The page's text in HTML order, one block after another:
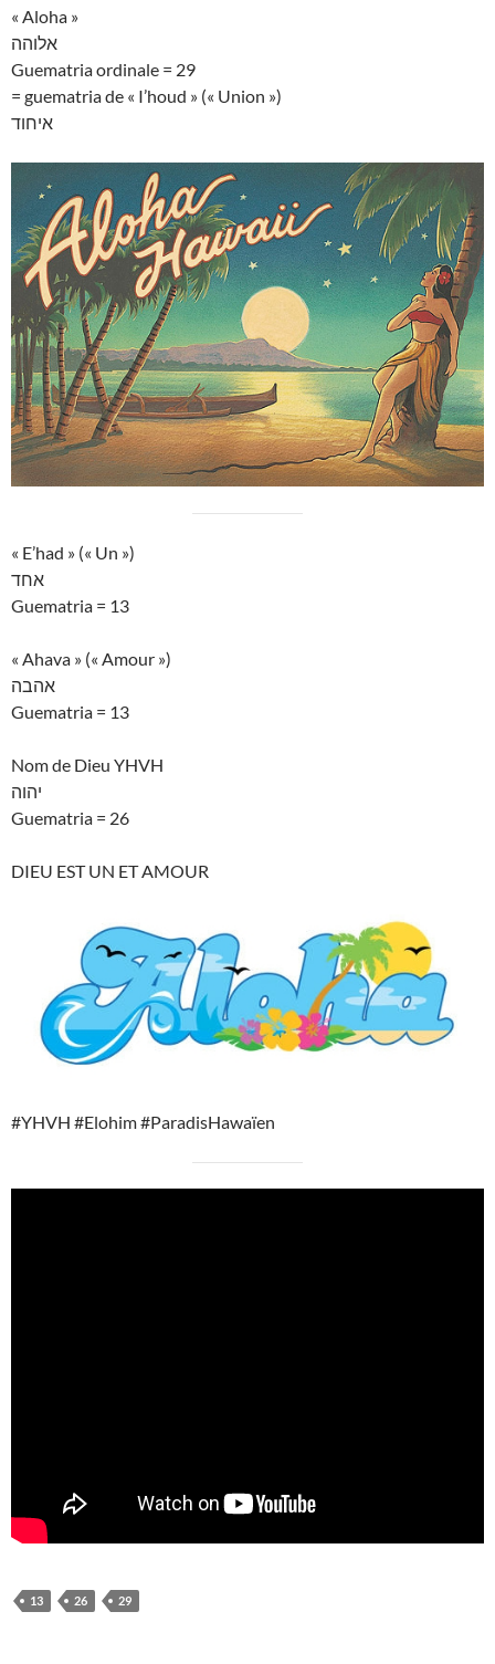
« Aloha »
אלוהה
Guematria ordinale = 29
= guematria de « I’houd » (« Union »)
איחוד
« E’had » (« Un »)
אחד
Guematria = 13
« Ahava » (« Amour »)
אהבה
Guematria = 13
Nom de Dieu YHVH
יהוה
Guematria = 26
DIEU EST UN ET AMOUR
#YHVH #Elohim #ParadisHawaïen
13 26 29